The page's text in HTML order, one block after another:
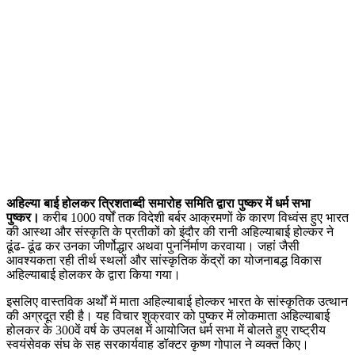
अहिल्या बाई होलकर त्रिशताब्दी समारोह समिति द्वारा पुष्कर में धर्म सभा
पुष्कर। करीब 1000 वर्षों तक विदेशी बर्बर आक्रमणों के कारण विध्वंस हुए भारत
की आस्था और संस्कृति के प्रतीकों को इंदौर की रानी अहिल्याबाई होल्कर ने
ढूंढ- ढूंढ कर उनका जीर्णोद्धार अथवा पुनर्निर्माण करवाया। जहां जैसी
आवश्यकता रही तीर्थ स्थलों और सांस्कृतिक केंद्रों का योजनाबद्ध विकास
अहिल्याबाई होलकर के द्वारा किया गया।
इसलिए वास्तविक अर्थों में माता अहिल्याबाई होल्कर भारत के सांस्कृतिक उत्थान
की अग्रदूत रही है। यह विचार शुक्रवार को पुष्कर में लोकमाता अहिल्याबाई
होलकर के 300वें वर्ष के उपलक्ष में आयोजित धर्म सभा में बोलते हुए राष्ट्रीय
स्वयंसेवक संघ के सह सरकार्यवाह डॉक्टर कृष्ण गोपाल ने व्यक्त किए।